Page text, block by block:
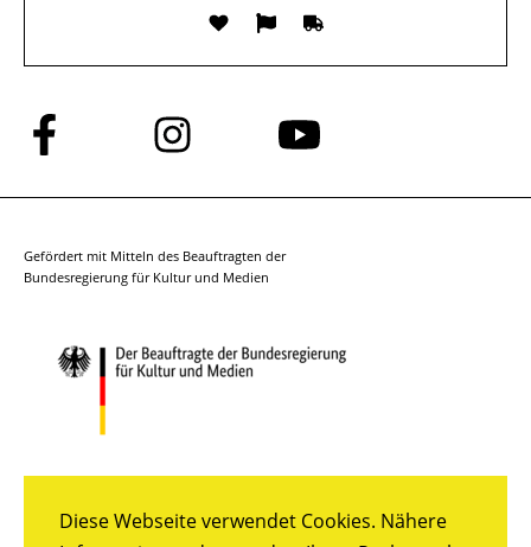
Diese Webseite verwendet Cookies. Nähere
Folge
uns
auf
Folge
uns
auf
Folge
auf
Gefördert mit Mitteln des Beauftragten der
Bundesregierung für Kultur und Medien